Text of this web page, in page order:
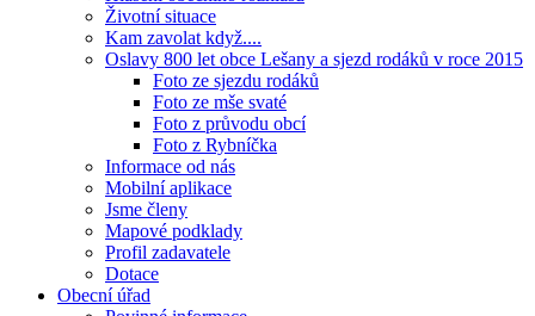
Životní situace
Kam zavolat když....
Oslavy 800 let obce Lešany a sjezd rodáků v roce 2015
Foto ze sjezdu rodáků
Foto ze mše svaté
Foto z průvodu obcí
Foto z Rybníčka
Informace od nás
Mobilní aplikace
Jsme členy
Mapové podklady
Profil zadavatele
Dotace
Obecní úřad